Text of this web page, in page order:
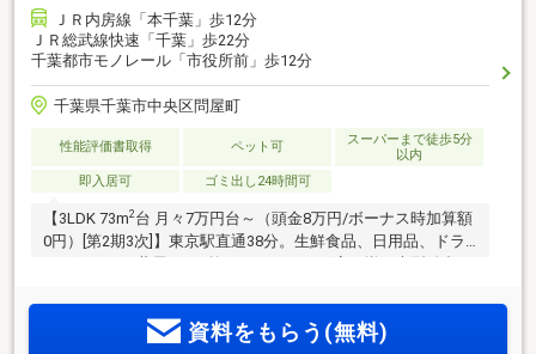
ＪＲ内房線「本千葉」歩12分
ＪＲ総武線快速「千葉」歩22分
千葉都市モノレール「市役所前」歩12分
千葉県千葉市中央区問屋町
性能評価書取得 ペット可
スーパーまで徒歩5分
以内
即入居可
ゴミ出し24時間可
【3LDK 73m2 台 月々7万円台～（頭金8万円/ボーナス時加算額
0円）[第2期3次]】東京駅直通38分。生鮮食品、日用品、ドラ
ッグストア、薬局、100均、クリーニング店が揃う大型総合ス
利便環境
資料をもらう(無料)